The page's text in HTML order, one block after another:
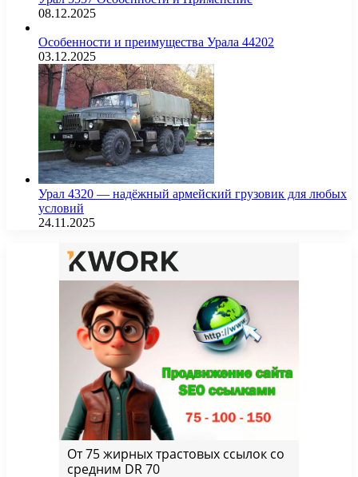
08.12.2025
Особенности и преимущества Урала 44202
03.12.2025
Урал 4320 — надёжный армейский грузовик для любых
условий
24.11.2025